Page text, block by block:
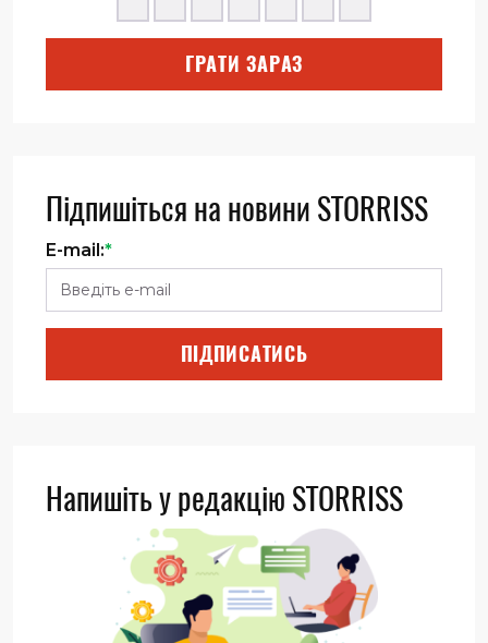
ГРАТИ ЗАРАЗ
Підпишіться на новини STORRISS
E-mail:*
ПІДПИСАТИСЬ
Напишіть у редакцію STORRISS